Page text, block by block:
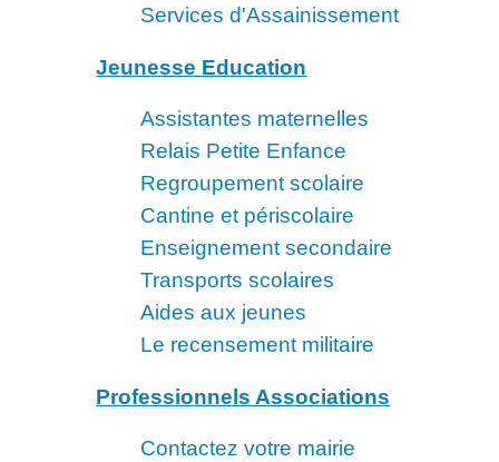
Services d'Assainissement
Jeunesse Education
Assistantes maternelles
Relais Petite Enfance
Regroupement scolaire
Cantine et périscolaire
Enseignement secondaire
Transports scolaires
Aides aux jeunes
Le recensement militaire
Professionnels Associations
Contactez votre mairie